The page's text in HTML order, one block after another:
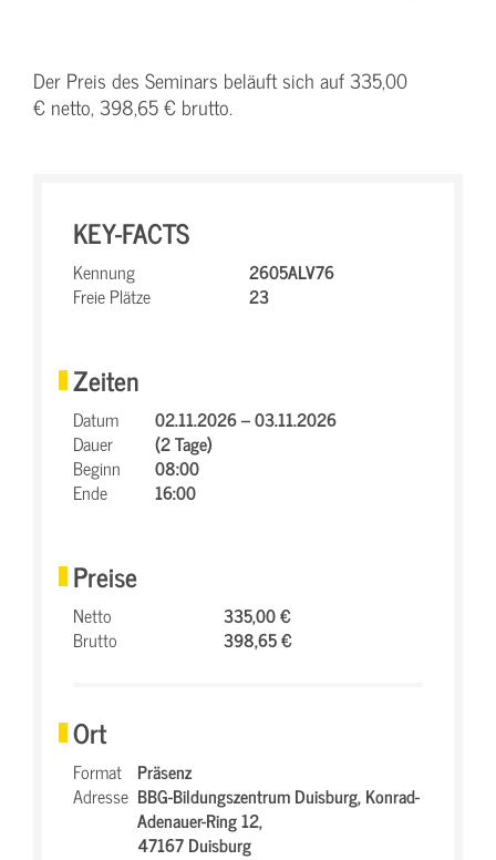
Der Preis des Seminars beläuft sich auf 335,00
€ netto, 398,65 € brutto.
KEY-FACTS
Kennung
2605ALV76
Freie Plätze
23
Zeiten
Datum
02.11.2026 – 03.11.2026
Dauer
(2 Tage)
Beginn
08:00
Ende
16:00
Preise
Netto
335,00 €
Brutto
398,65 €
Ort
Format Präsenz
Adresse BBG-Bildungszentrum Duisburg,Konrad-
Adenauer-Ring 12,
47167 Duisburg